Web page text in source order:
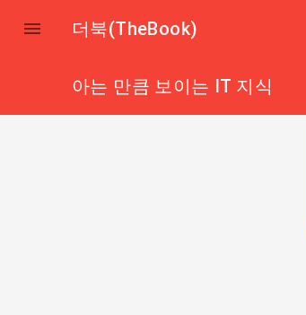
 더북(TheBook)
아는 만큼 보이는 IT 지식